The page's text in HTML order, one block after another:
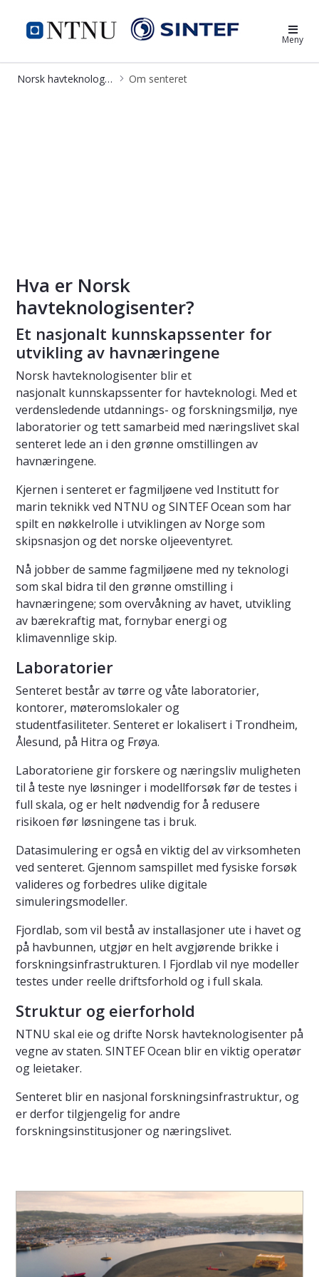
Norsk havteknologisenter Meny
Norsk havteknologisenter Om senteret
Hva er Norsk
havteknologisenter?
Et nasjonalt kunnskapssenter for
utvikling av havnæringene
Norsk havteknologisenter blir et
nasjonalt kunnskapssenter for havteknologi. Med et
verdensledende utdannings- og forskningsmiljø, nye
laboratorier og tett samarbeid med næringslivet skal
senteret lede an i den grønne omstillingen av
havnæringene.
Kjernen i senteret er fagmiljøene ved Institutt for
marin teknikk ved NTNU og SINTEF Ocean som har
spilt en nøkkelrolle i utviklingen av Norge som
skipsnasjon og det norske oljeeventyret.
Nå jobber de samme fagmiljøene med ny teknologi
som skal bidra til den grønne omstilling i
havnæringene; som overvåkning av havet, utvikling
av bærekraftig mat, fornybar energi og
klimavennlige skip.
Laboratorier
Senteret består av tørre og våte laboratorier,
kontorer, møteromslokaler og
studentfasiliteter. Senteret er lokalisert i Trondheim,
Ålesund, på Hitra og Frøya.
Laboratoriene gir forskere og næringsliv muligheten
til å teste nye løsninger i modellforsøk før de testes i
full skala, og er helt nødvendig for å redusere
risikoen før løsningene tas i bruk.
Datasimulering er også en viktig del av virksomheten
ved senteret. Gjennom samspillet med fysiske forsøk
valideres og forbedres ulike digitale
simuleringsmodeller.
Fjordlab, som vil bestå av installasjoner ute i havet og
på havbunnen, utgjør en helt avgjørende brikke i
forskningsinfrastrukturen. I Fjordlab vil nye modeller
testes under reelle driftsforhold og i full skala.
Struktur og eierforhold
NTNU skal eie og drifte Norsk havteknologisenter på
vegne av staten. SINTEF Ocean blir en viktig operatør
og leietaker.
Senteret blir en nasjonal forskningsinfrastruktur, og
er derfor tilgjengelig for andre
forskningsinstitusjoner og næringslivet.